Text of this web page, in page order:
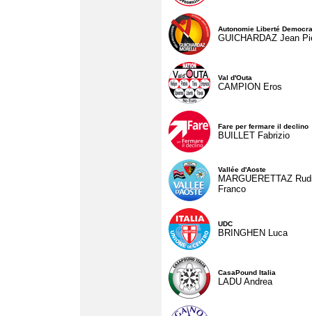
Autonomie Liberté
GUICHARDAZ Jean
Val d'Outa
CAMPION Eros
Fare per fermare il declino
BUILLET Fabrizio
Vallée d'Aoste
MARGUERETTAZ
Franco
UDC
BRINGHEN Luca
CasaPound Italia
LADU Andrea